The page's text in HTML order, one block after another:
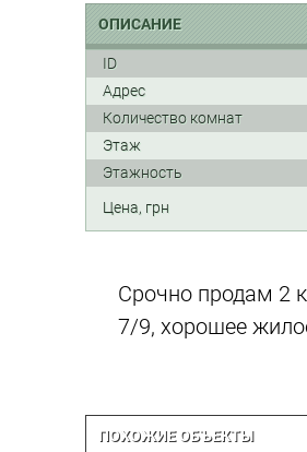
ОПИСАНИЕ
ID
Адрес
Количество комнат
Этаж
Этажность
Цена, грн
Срочно продам 2
7/9, хорошее
ПОХОЖИЕ ОБЪЕКТЫ